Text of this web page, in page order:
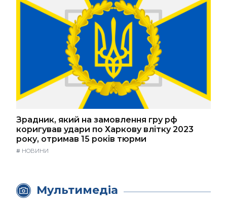
Зрадник, який на замовлення гру рф
коригував удари по Харкову влітку 2023
року, отримав 15 років тюрми
# НОВИНИ
Мультимедіа